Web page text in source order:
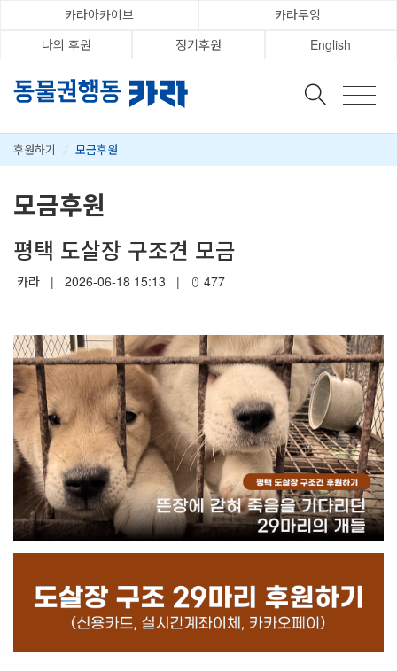
카라아카이브
카라두잉
나의 후원
정기후원 English
후원하기 / 모금후원
모금후원
평택 도살장 구조견 모금
카라 | 2026-06-18 15:13 | 477